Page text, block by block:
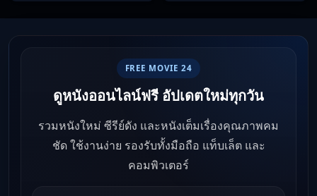
FREE MOVIE 24
ดูหนังออนไลน์ฟรี อัปเดตใหม่ทุกวัน
รวมหนังใหม่ ซีรีย์ดัง และหนังเต็มเรื่องคุณภาพคม
ชัด ใช้งานง่าย รองรับทั้งมือถือ แท็บเล็ต และ
คอมพิวเตอร์